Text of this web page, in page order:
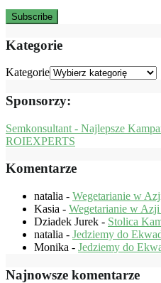
Kategorie
Kategorie
Sponsorzy:
Semkonsultant - Najlepsze
ROIEXPERTS
Komentarze
natalia - Wegetarianie w
Kasia - Wegetarianie w
Dziadek Jurek - Stolica
natalia - Jedziemy do
Monika - Jedziemy do
Najnowsze komentarze